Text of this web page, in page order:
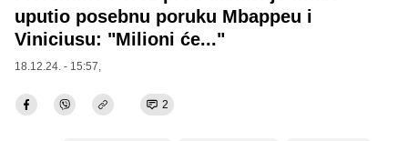
uputio posebnu poruku Mbappeu i
Viniciusu: "Milioni će..."
18.12.24. - 15:57,
2